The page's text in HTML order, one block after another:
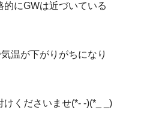
にGWは近づいている
温が下がりがちになり
くださいませ(*- -)(*_ _)